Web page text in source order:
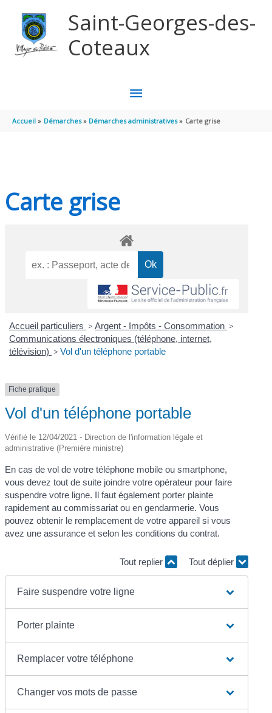
Saint-Georges-des-
Coteaux
MENU
PRINCIPAL
Accueil Démarches Démarches administratives Carte grise
Carte grise
Accueil particuliers > Argent - Impôts - Consommation >
Communications électroniques (téléphone, internet,
télévision) > Vol d'un téléphone portable
Fiche pratique
Vol d'un téléphone portable
Vérifié le 12/04/2021 - Direction de l'information légale et
administrative (Première ministre)
En cas de vol de votre téléphone mobile ou smartphone,
vous devez tout de suite joindre votre opérateur pour faire
suspendre votre ligne. Il faut également porter plainte
rapidement au commissariat ou en gendarmerie. Vous
pouvez obtenir le remplacement de votre appareil si vous
avez une assurance et selon les conditions du contrat.
Tout replier Tout déplier
Faire suspendre votre ligne
Porter plainte
Remplacer votre téléphone
Changer vos mots de passe